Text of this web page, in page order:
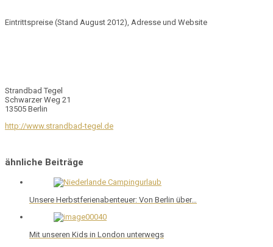
Eintrittspreise (Stand August 2012), Adresse und Website
Strandbad Tegel
Schwarzer Weg 21
13505 Berlin
http://www.strandbad-tegel.de
ähnliche Beiträge
Unsere Herbstferienabenteuer: Von Berlin über…
Mit unseren Kids in London unterwegs